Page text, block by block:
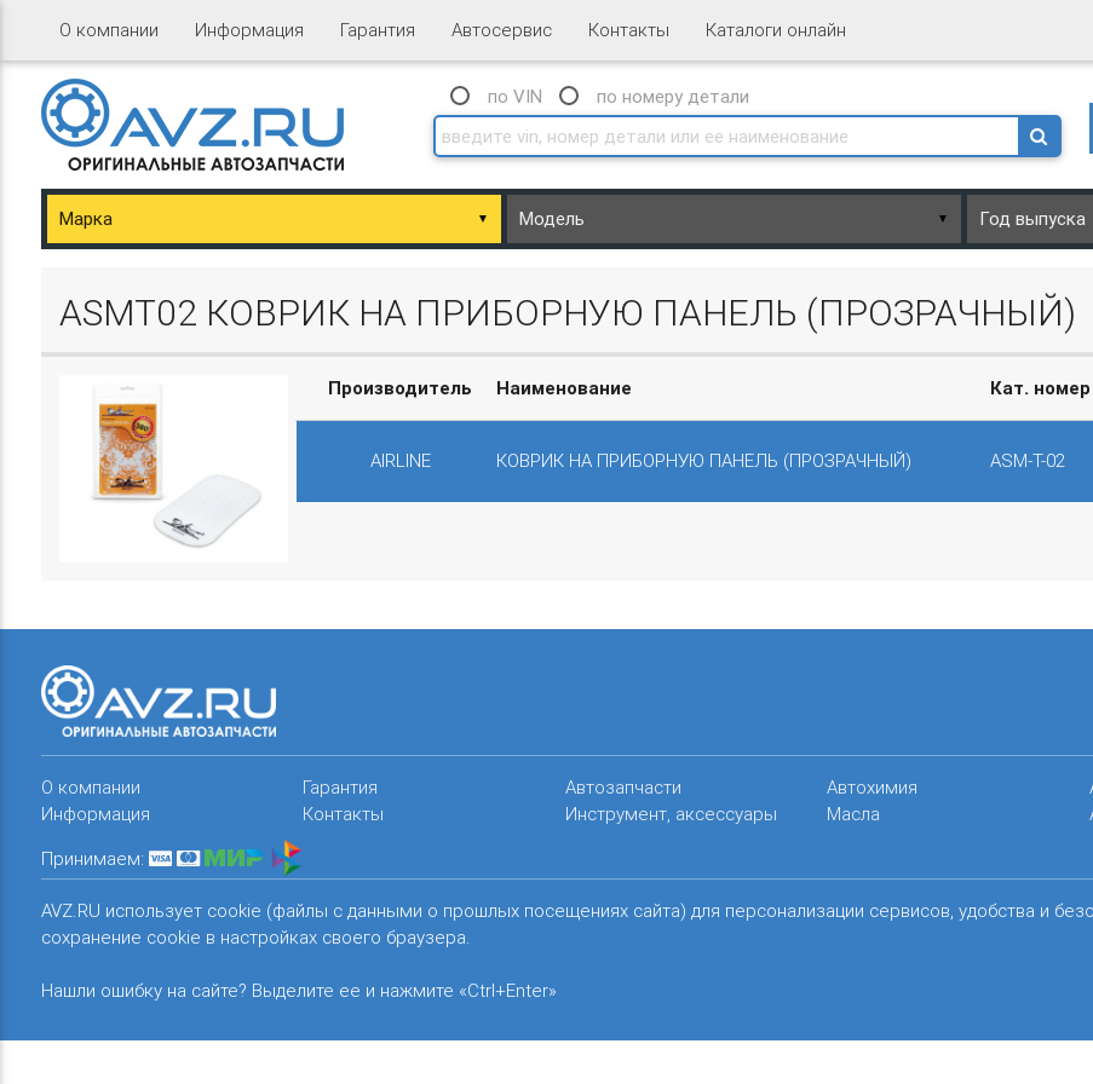
О компании Информация Гарантия Автосервис Контакты Каталоги онлайн
Basket.php
по VIN
по номеру детали
▼ ▼
ASMT02 КОВРИК НА ПРИБОРНУЮ ПАНЕЛЬ (ПРОЗРАЧНЫЙ)
Производитель Наименование Кат. номер
AIRLINE КОВРИК НА ПРИБОРНУЮ ПАНЕЛЬ (ПРОЗРАЧНЫЙ) ASM-T-02
О компании
Информация
Гарантия
Контакты
Автозапчасти
Инструмент, аксессуары
Автохимия
Масла
Принимаем:
AVZ.RU использует cookie (файлы с данными о прошлых посещениях сайта) для персонализации сервисов, удобства и
сохранение cookie в настройках своего браузера.
Нашли ошибку на сайте? Выделите ее и нажмите «Ctrl+Enter»